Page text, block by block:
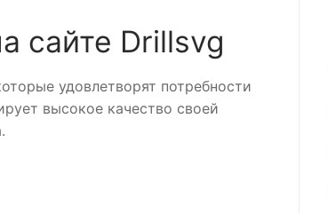
сайте Drillsvg
удовлетворят потребности
высокое качество своей